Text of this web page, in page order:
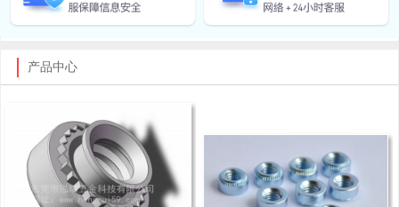
产品中心